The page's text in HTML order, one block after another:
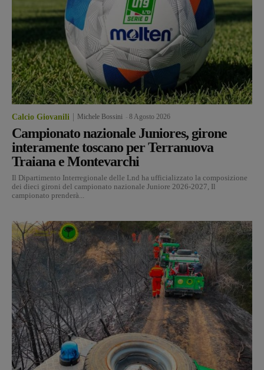
Calcio Giovanili Michele Bossini 8 Agosto 2026
Campionato nazionale Juniores, girone
interamente toscano per Terranuova
Traiana e Montevarchi
Il Dipartimento Interregionale delle Lnd ha ufficializzato la composizione
dei dieci gironi del campionato nazionale Juniore 2026-2027, Il
campionato prenderà...